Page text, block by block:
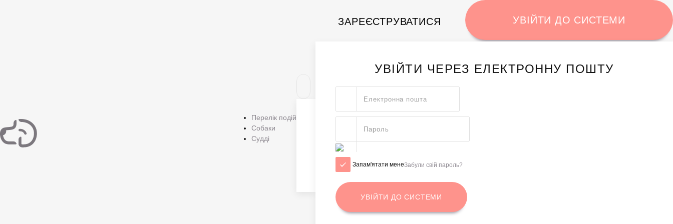
Перелік подій
Собаки
Судді
ЗАРЕЄСТРУВАТИСЯ УВІЙТИ ДО СИСТЕМИ
УВІЙТИ ЧЕРЕЗ ЕЛЕКТРОННУ ПОШТУ
Запам'ятати менеЗабули свій пароль?